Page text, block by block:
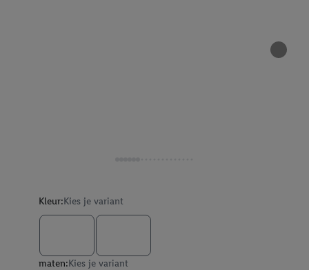
Kleur:Kies je variant
maten:Kies je variant